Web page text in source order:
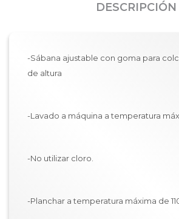
DESCRIPCIÓN
-Sábana ajustable con goma para
de altura
-Lavado a máquina a temperatura
-No utilizar cloro.
-Planchar a temperatura máxima de